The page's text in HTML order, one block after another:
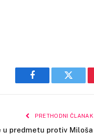
Facebook Twitter
PRETHODNI ČLANAK
u predmetu protiv Miloša